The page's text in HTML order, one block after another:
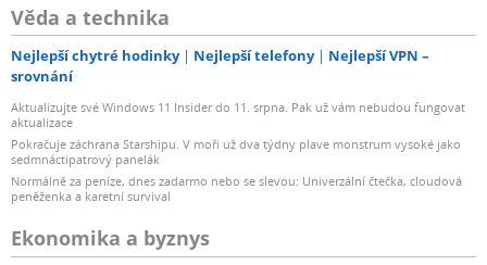
Věda a technika
Nejlepší chytré hodinky Nejlepší telefony
Nejlepší VPN –
srovnání
Aktualizujte své Windows 11 Insider do 11. srpna. Pak už vám nebudou fungovat
aktualizace
Pokračuje záchrana Starshipu. V moři už dva týdny plave monstrum vysoké jako
sedmnáctipatrový panelák
Normálně za peníze, dnes zadarmo nebo se slevou: Univerzální čtečka, cloudová
peněženka a karetní survival
Ekonomika a byznys